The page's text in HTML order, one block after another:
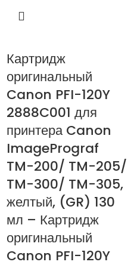
Картридж
оригинальный
Canon PFI-120Y
2888C001 для
принтера Canon
ImagePrograf
TM-200/ TM-205/
TM-300/ TM-305,
желтый, (GR) 130
мл – Картридж
оригинальный
Canon PFI-120Y